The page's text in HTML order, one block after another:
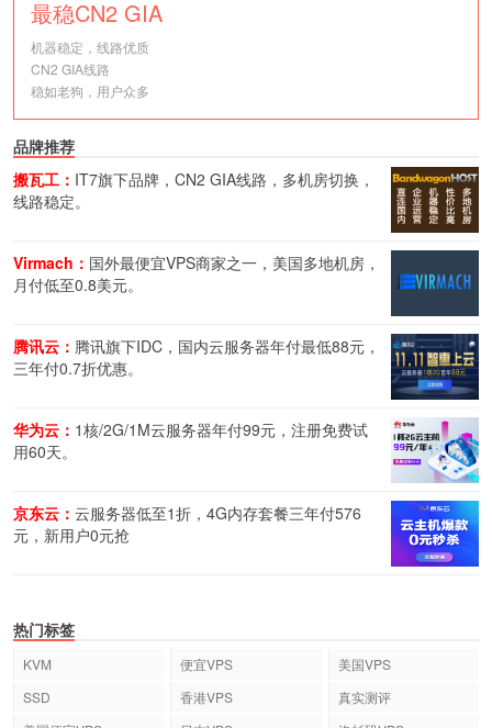
最稳CN2 GIA
机器稳定，线路优质
CN2 GIA线路
稳如老狗，用户众多
品牌推荐
搬瓦工： IT7旗下品牌，CN2 GIA线路，多机房切换，
线路稳定。
Virmach： 国外最便宜VPS商家之一，美国多地机房，
月付低至0.8美元。
腾讯云： 腾讯旗下IDC，国内云服务器年付最低88元，
三年付0.7折优惠。
华为云： 1核/2G/1M云服务器年付99元，注册免费试
用60天。
京东云： 云服务器低至1折，4G内存套餐三年付576
元，新用户0元抢
热门标签
KVM 便宜VPS
美国VPS
SSD
香港VPS
真实测评